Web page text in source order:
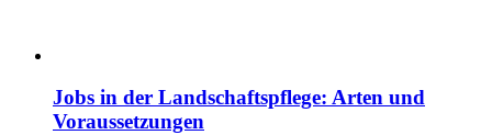
Jobs in der Landschaftspflege: Arten und
Voraussetzungen